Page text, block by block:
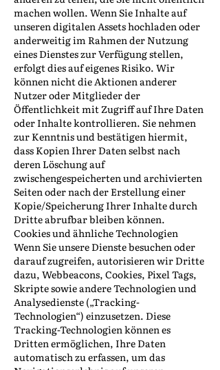
machen wollen. Wenn Sie Inhalte auf
unseren digitalen Assets hochladen oder
anderweitig im Rahmen der Nutzung
eines Dienstes zur Verfügung stellen,
erfolgt dies auf eigenes Risiko. Wir
können nicht die Aktionen anderer
Nutzer oder Mitglieder der
Öffentlichkeit mit Zugriff auf Ihre Daten
oder Inhalte kontrollieren. Sie nehmen
zur Kenntnis und bestätigen hiermit,
dass Kopien Ihrer Daten selbst nach
deren Löschung auf
zwischengespeicherten und archivierten
Seiten oder nach der Erstellung einer
Kopie/Speicherung Ihrer Inhalte durch
Dritte abrufbar bleiben können.
Cookies und ähnliche Technologien
Wenn Sie unsere Dienste besuchen oder
darauf zugreifen, autorisieren wir Dritte
dazu, Webbeacons, Cookies, Pixel Tags,
Skripte sowie andere Technologien und
Analysedienste („Tracking-
Technologien“) einzusetzen. Diese
Tracking-Technologien können es
Dritten ermöglichen, Ihre Daten
automatisch zu erfassen, um das